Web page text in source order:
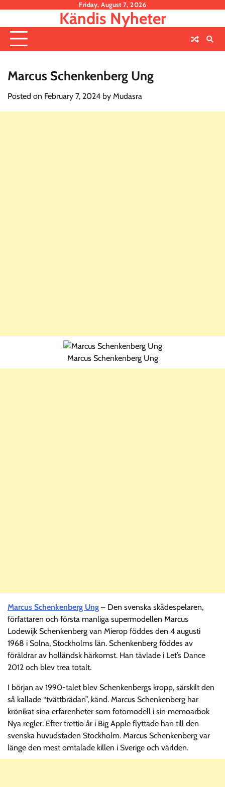
content
Friday, August 7, 2026
Kändis Nyheter
Marcus Schenkenberg Ung
Posted on February 7, 2024 by Mudasra
Marcus Schenkenberg Ung
Marcus Schenkenberg Ung – Den svenska skådespelaren,
författaren och första manliga supermodellen Marcus
Lodewijk Schenkenberg van Mierop föddes den 4 augusti
1968 i Solna, Stockholms län. Schenkenberg föddes av
föräldrar av holländsk härkomst. Han tävlade i Let’s Dance
2012 och blev trea totalt.
I början av 1990-talet blev Schenkenbergs kropp, särskilt den
så kallade “tvättbrädan”, känd. Marcus Schenkenberg har
krönikat sina erfarenheter som fotomodell i sin memoarbok
Nya regler. Efter trettio år i Big Apple flyttade han till den
svenska huvudstaden Stockholm. Marcus Schenkenberg var
länge den mest omtalade killen i Sverige och världen.